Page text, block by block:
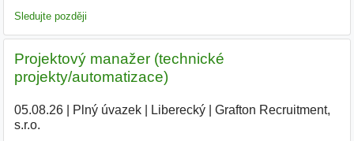
Sledujte později
Projektový manažer (technické
projekty/automatizace)
05.08.26| Plný úvazek| Liberecký|
Grafton Recruitment,
s.r.o.